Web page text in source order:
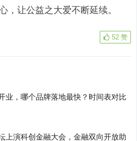
，让公益之大爱不断延续。
52 赞
业，哪个品牌落地最快？时间表对比
上演科创金融大会，金融双向开放助